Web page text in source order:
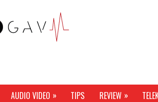
AUDIO VIDEO » TIPS REVIEW »